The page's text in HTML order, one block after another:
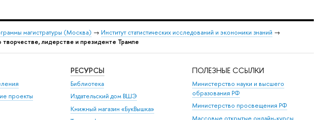
магистратуры (Москва) → Институт статистических исследований и экономики знаний →
творчестве, лидерстве и президенте Трампе
проекты
РЕСУРСЫ
Библиотека
Издательский дом ВШЭ
Книжный магазин «БукВышка»
ПОЛЕЗНЫЕ ССЫЛКИ
Министерство науки и высшего
образования РФ
Министерство просвещения РФ
Массовые открытые онлайн-курсы